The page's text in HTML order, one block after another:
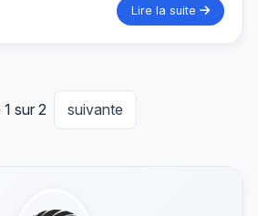
Lire la suite
sur 2 suivante